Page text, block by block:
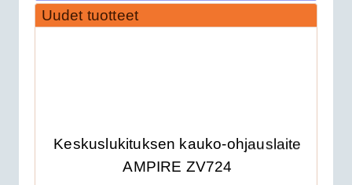
Uudet tuotteet
Keskuslukituksen kauko-ohjauslaite
AMPIRE ZV724